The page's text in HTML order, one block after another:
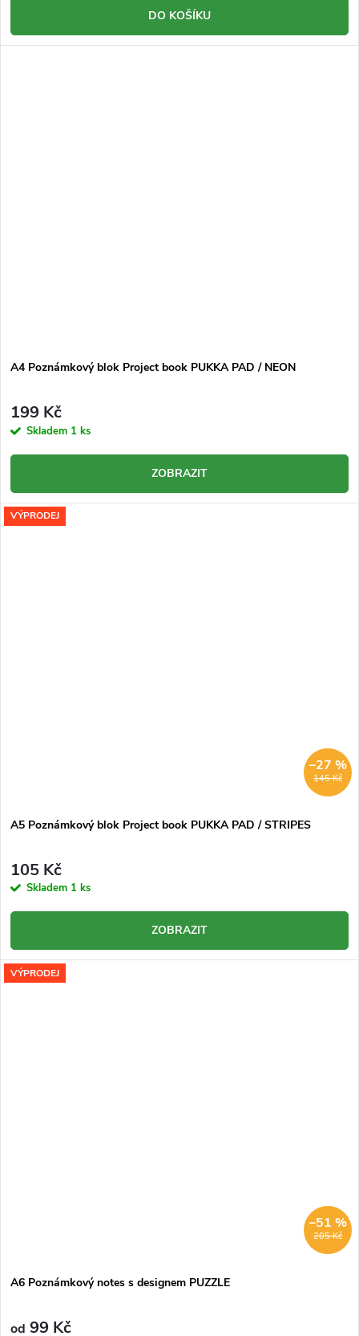
DO KOŠÍKU
A4 Poznámkový blok Project book PUKKA PAD / NEON
199 Kč
Skladem 1 ks
ZOBRAZIT
VÝPRODEJ
145 Kč
–27 %
A5 Poznámkový blok Project book PUKKA PAD / STRIPES
105 Kč
Skladem 1 ks
ZOBRAZIT
VÝPRODEJ
205 Kč
–51 %
A6 Poznámkový notes s designem PUZZLE
od 99 Kč